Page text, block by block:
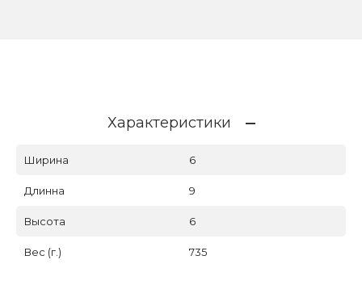
Характеристики
Ширина 6
Длинна 9
Высота 6
Вес (г.) 735